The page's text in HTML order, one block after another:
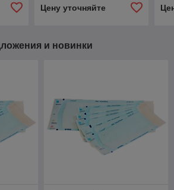
Цену уточняйте
и новинки